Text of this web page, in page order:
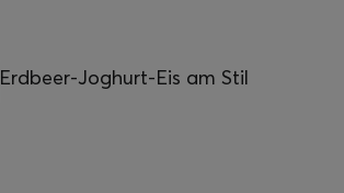
Erdbeer-Joghurt-Eis am Stil